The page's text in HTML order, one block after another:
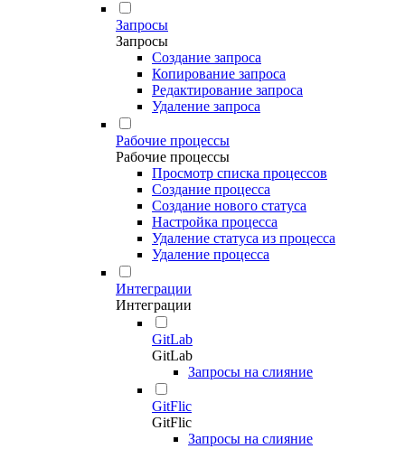
Запросы
Запросы
Создание запроса
Копирование запроса
Редактирование запроса
Удаление запроса
Рабочие процессы
Рабочие процессы
Просмотр списка процессов
Создание процесса
Создание нового статуса
Настройка процесса
Удаление статуса из процесса
Удаление процесса
Интеграции
Интеграции
GitLab
GitLab
Запросы на слияние
GitFlic
GitFlic
Запросы на слияние